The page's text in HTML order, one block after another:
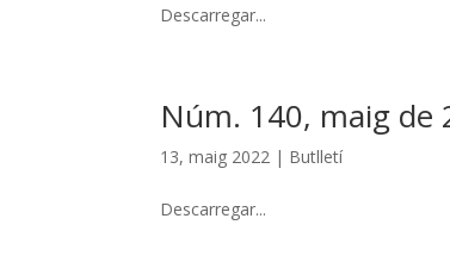
Descarregar...
Núm. 140, maig de
13, maig 2022 | Butlletí
Descarregar...